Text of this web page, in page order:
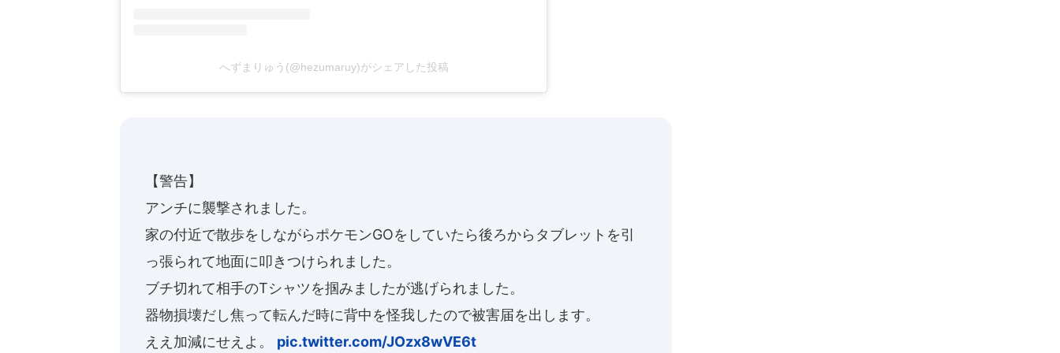
へずまりゅう(@hezumaruy)がシェアした投稿
【警告】
アンチに襲撃されました。
家の付近で散歩をしながらポケモンGOをしていたら後ろからタブレットを引
っ張られて地面に叩きつけられました。
ブチ切れて相手のTシャツを掴みましたが逃げられました。
器物損壊だし焦って転んだ時に背中を怪我したので被害届を出します。
ええ加減にせえよ。 pic.twitter.com/JOzx8wVE6t